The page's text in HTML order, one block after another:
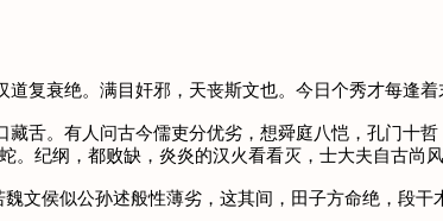
复衰绝。满目奸邪，天丧斯文也。今日个秀才每逢着
舌。有人问古今儒吏分优劣，想舜庭八恺，孔门十
纪纲，都败缺，炎炎的汉火看看灭，士大夫自古尚
侯似公孙述般性薄劣，这其间，田子方命绝，段干